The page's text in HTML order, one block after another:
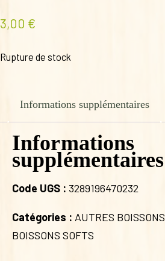
3,00 €
Rupture de stock
Informations supplémentaires
Informations
supplémentaires
Code UGS : 3289196470232
Catégories : AUTRES BOISSONS
BOISSONS SOFTS